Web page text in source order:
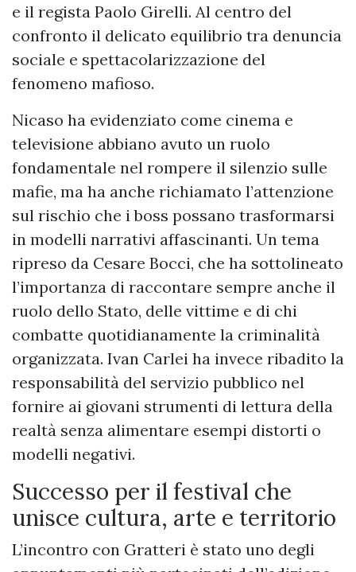
e il regista Paolo Girelli. Al centro del
confronto il delicato equilibrio tra denuncia
sociale e spettacolarizzazione del
fenomeno mafioso.
Nicaso ha evidenziato come cinema e
televisione abbiano avuto un ruolo
fondamentale nel rompere il silenzio sulle
mafie, ma ha anche richiamato l’attenzione
sul rischio che i boss possano trasformarsi
in modelli narrativi affascinanti. Un tema
ripreso da Cesare Bocci, che ha sottolineato
l’importanza di raccontare sempre anche il
ruolo dello Stato, delle vittime e di chi
combatte quotidianamente la criminalità
organizzata. Ivan Carlei ha invece ribadito la
responsabilità del servizio pubblico nel
fornire ai giovani strumenti di lettura della
realtà senza alimentare esempi distorti o
modelli negativi.
Successo per il festival che
unisce cultura, arte e territorio
L’incontro con Gratteri è stato uno degli